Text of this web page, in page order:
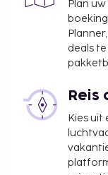
Plan
deals
Kies uit